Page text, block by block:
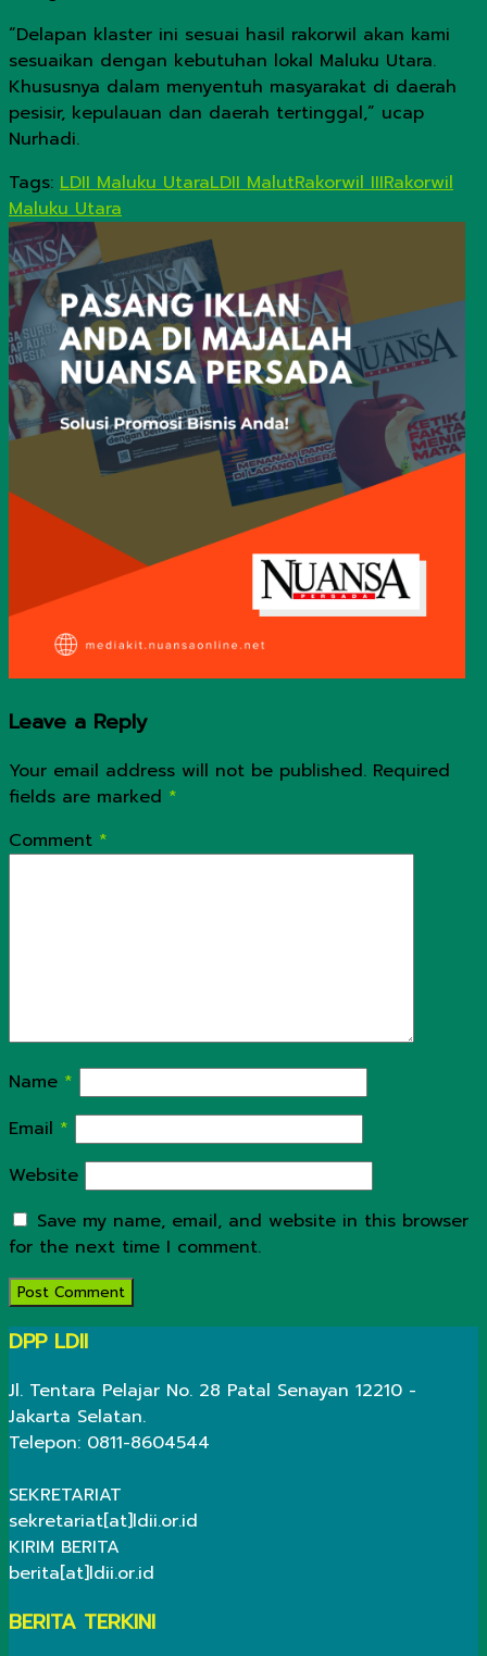
“Delapan klaster ini sesuai hasil rakorwil akan kami
sesuaikan dengan kebutuhan lokal Maluku Utara.
Khususnya dalam menyentuh masyarakat di daerah
pesisir, kepulauan dan daerah tertinggal,” ucap
Nurhadi.
Tags: LDII Maluku UtaraLDII MalutRakorwil IIIRakorwil
Maluku Utara
Leave a Reply
Your email address will not be published. Required
fields are marked *
Comment *
Name *
Email *
Website
Save my name, email, and website in this browser
for the next time I comment.
DPP LDII
Jl. Tentara Pelajar No. 28 Patal Senayan 12210 -
Jakarta Selatan.
Telepon: 0811-8604544
SEKRETARIAT
sekretariat[at]ldii.or.id
KIRIM BERITA
berita[at]ldii.or.id
BERITA TERKINI